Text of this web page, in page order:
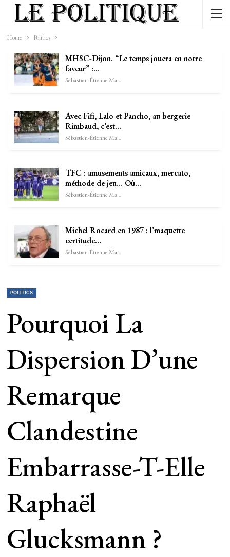
Home Politics
MHSC-Dijon. “Le temps jouera en notre
faveur” :…
Sébastien-Étienne Marechal
Avec Fifi, Lalo et Pancho, au bergerie
Rimbaud, c’est…
Sébastien-Étienne Marechal
TFC : amusements amicaux, mercato,
méthode de jeu… Où…
Sébastien-Étienne Marechal
Michel Rocard en 1987 : l’maquette
certitude…
Sébastien-Étienne Marechal
POLITICS
Pourquoi La
Dispersion D’une
Remarque
Clandestine
Embarrasse-T-Elle
Raphaël
Glucksmann ?